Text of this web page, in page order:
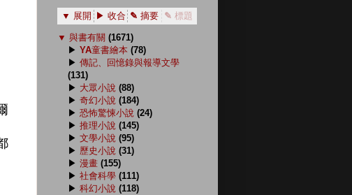
▼ 展開 ▶ 收合 ✎ 摘要 ✎ 標題
▼ 與書有關 (1671)
▶ YA童書繪本 (78)
▶ 傳記、回憶錄與報導文學
(131)
▶ 大眾小說 (88)
▶ 奇幻小說 (184)
▶ 恐怖驚悚小說 (24)
▶ 推理小說 (145)
▶ 文學小說 (95)
▶ 歷史小說 (31)
▶ 漫畫 (155)
▶ 社會科學 (111)
▶ 科幻小說 (118)